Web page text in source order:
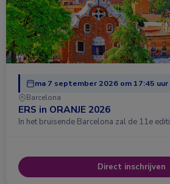
ma 7 september 2026 om 17:45 uur
Barcelona
ERS in ORANJE 2026
In het bruisende Barcelona zal de 11e
Direct inschrijven